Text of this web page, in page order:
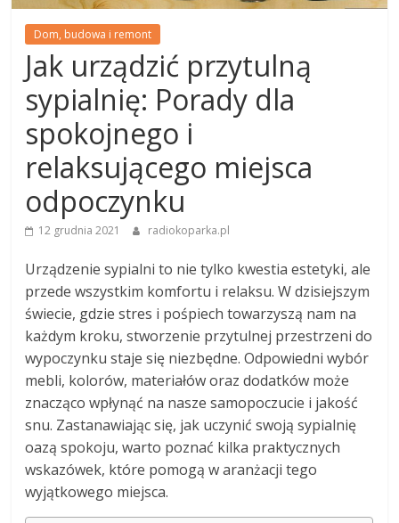
Dom, budowa i remont
Jak urządzić przytulną
sypialnię: Porady dla
spokojnego i
relaksującego miejsca
odpoczynku
12 grudnia 2021 radiokoparka.pl
Urządzenie sypialni to nie tylko kwestia estetyki, ale
przede wszystkim komfortu i relaksu. W dzisiejszym
świecie, gdzie stres i pośpiech towarzyszą nam na
każdym kroku, stworzenie przytulnej przestrzeni do
wypoczynku staje się niezbędne. Odpowiedni wybór
mebli, kolorów, materiałów oraz dodatków może
znacząco wpłynąć na nasze samopoczucie i jakość
snu. Zastanawiając się, jak uczynić swoją sypialnię
oazą spokoju, warto poznać kilka praktycznych
wskazówek, które pomogą w aranżacji tego
wyjątkowego miejsca.